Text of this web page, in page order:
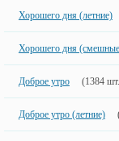
Хорошего дня (летние)
Хорошего дня
Доброе утро (1384
Доброе утро (летние)